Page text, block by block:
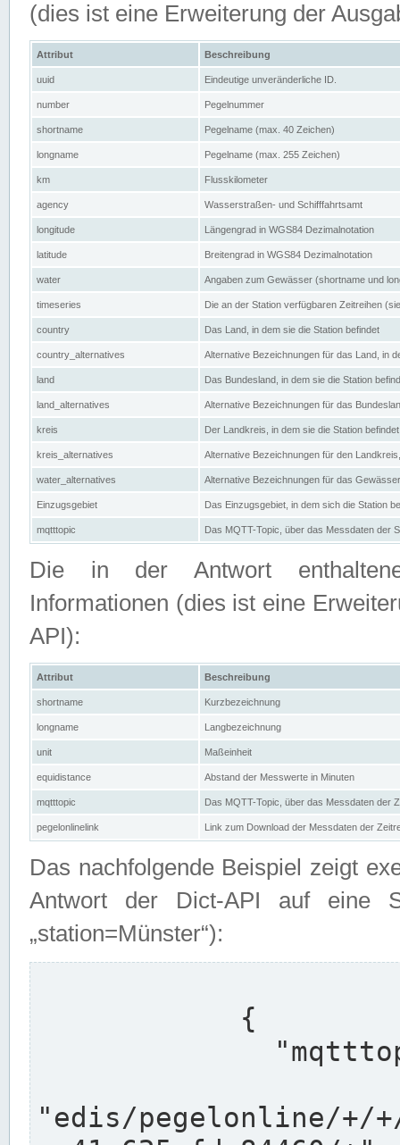
(dies ist eine Erweiterung der
Attribut Beschreibung
uuid Eindeutige unveränderliche ID.
number Pegelnummer
shortname Pegelname (max. 40 Zeichen)
longname Pegelname (max. 255 Zeichen)
km Flusskilometer
agency Wasserstraßen- und Schifffahrtsamt
longitude Längengrad in WGS84 Dezimalnotation
latitude Breitengrad in WGS84 Dezimalnotation
water Angaben zum Gewässer (shortname und
timeseries Die an der Station verfügbaren Zeitreihen
country Das Land, in dem sie die Station befindet
country_alternatives Alternative Bezeichnungen für das Land, in
land Das Bundesland, in dem sie die Station
land_alternatives Alternative Bezeichnungen für das
kreis Der Landkreis, in dem sie die Station befindet
kreis_alternatives Alternative Bezeichnungen für den
water_alternatives Alternative Bezeichnungen für das
Einzugsgebiet Das Einzugsgebiet, in dem sich die Station
mqtttopic Das MQTT-Topic, über das Messdaten der
Die in der Antwort
Informationen (dies ist eine
API):
Attribut Beschreibung
shortname Kurzbezeichnung
longname Langbezeichnung
unit Maßeinheit
equidistance Abstand der Messwerte in Minuten
mqtttopic Das MQTT-Topic, über das Messdaten der
pegelonlinelink Link zum Download der Messdaten der
Das nachfolgende Beispiel zeigt
Antwort der Dict-API auf eine
„station=Münster“):
"edis/pegelonline/+/